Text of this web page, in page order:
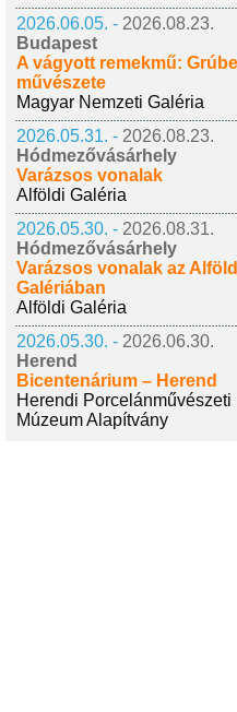
2026.06.05. - 2026.08.23.
Budapest
A vágyott remekmű:
művészete
Magyar Nemzeti Galéria
2026.05.31. - 2026.08.23.
Hódmezővásárhely
Varázsos vonalak
Alföldi Galéria
2026.05.30. - 2026.08.31.
Hódmezővásárhely
Varázsos vonalak az
Galériában
Alföldi Galéria
2026.05.30. - 2026.06.30.
Herend
Bicentenárium – Herend
Herendi Porcelánművészeti
Múzeum Alapítvány